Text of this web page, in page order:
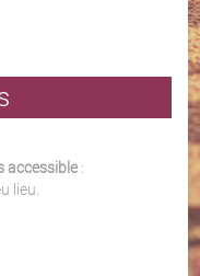
accessible:
lieu.